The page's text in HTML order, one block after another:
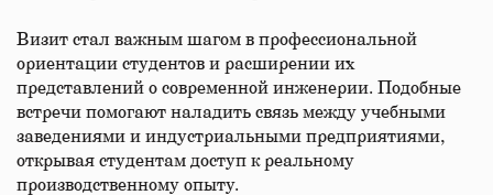
Визит стал важным шагом в профессиональной
ориентации студентов и расширении их
представлений о современной инженерии. Подобные
встречи помогают наладить связь между учебными
заведениями и индустриальными предприятиями,
открывая студентам доступ к реальному
производственному опыту.